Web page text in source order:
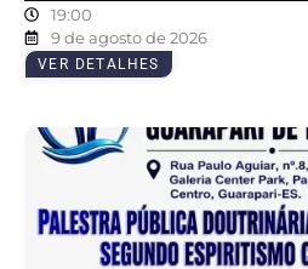
19:00
9 de agosto de 2026
VER DETALHES